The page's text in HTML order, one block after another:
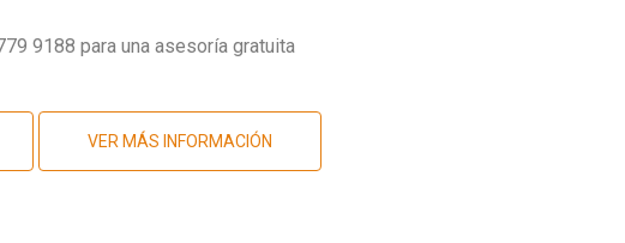
9188 para una asesoría gratuita
VER MÁS INFORMACIÓN